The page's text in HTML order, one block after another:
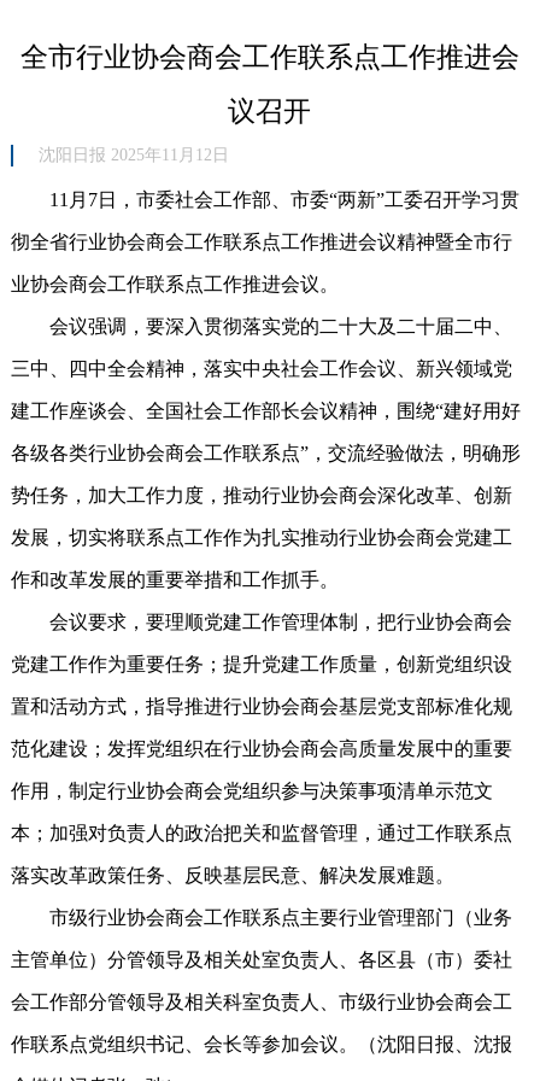
全市行业协会商会工作联系点工作推进会
议召开
沈阳日报 2025年11月12日
11月7日，市委社会工作部、市委“两新”工委召开学习贯
彻全省行业协会商会工作联系点工作推进会议精神暨全市行
业协会商会工作联系点工作推进会议。
会议强调，要深入贯彻落实党的二十大及二十届二中、
三中、四中全会精神，落实中央社会工作会议、新兴领域党
建工作座谈会、全国社会工作部长会议精神，围绕“建好用好
各级各类行业协会商会工作联系点”，交流经验做法，明确形
势任务，加大工作力度，推动行业协会商会深化改革、创新
发展，切实将联系点工作作为扎实推动行业协会商会党建工
作和改革发展的重要举措和工作抓手。
会议要求，要理顺党建工作管理体制，把行业协会商会
党建工作作为重要任务；提升党建工作质量，创新党组织设
置和活动方式，指导推进行业协会商会基层党支部标准化规
范化建设；发挥党组织在行业协会商会高质量发展中的重要
作用，制定行业协会商会党组织参与决策事项清单示范文
本；加强对负责人的政治把关和监督管理，通过工作联系点
落实改革政策任务、反映基层民意、解决发展难题。
市级行业协会商会工作联系点主要行业管理部门（业务
主管单位）分管领导及相关处室负责人、各区县（市）委社
会工作部分管领导及相关科室负责人、市级行业协会商会工
作联系点党组织书记、会长等参加会议。（沈阳日报、沈报